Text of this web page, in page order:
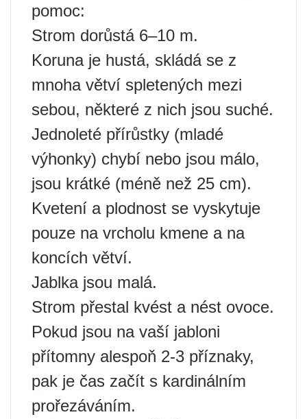
pomoc:
Strom dorůstá 6–10 m.
Koruna je hustá, skládá se z
mnoha větví spletených mezi
sebou, některé z nich jsou suché.
Jednoleté přírůstky (mladé
výhonky) chybí nebo jsou málo,
jsou krátké (méně než 25 cm).
Kvetení a plodnost se vyskytuje
pouze na vrcholu kmene a na
koncích větví.
Jablka jsou malá.
Strom přestal kvést a nést ovoce.
Pokud jsou na vaší jabloni
přítomny alespoň 2-3 příznaky,
pak je čas začít s kardinálním
prořezáváním.